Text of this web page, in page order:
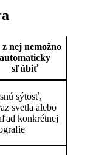
z nej nemožno
automaticky
sľúbiť
sýtosť,
svetla alebo
konkrétnej